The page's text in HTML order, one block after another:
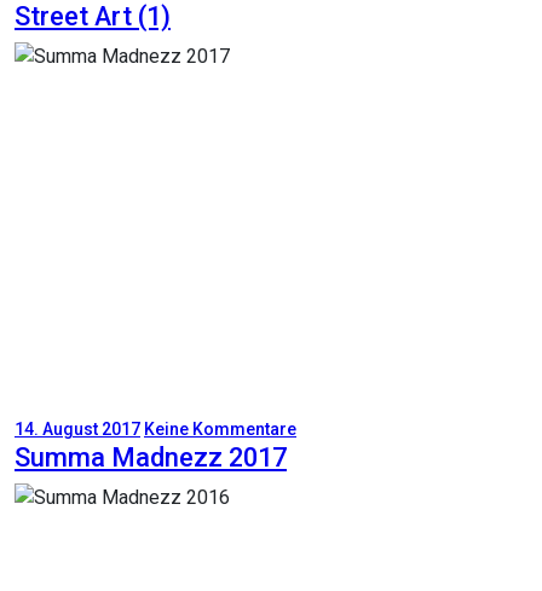
Street Art (1)
14. August 2017 Keine Kommentare
Summa Madnezz 2017